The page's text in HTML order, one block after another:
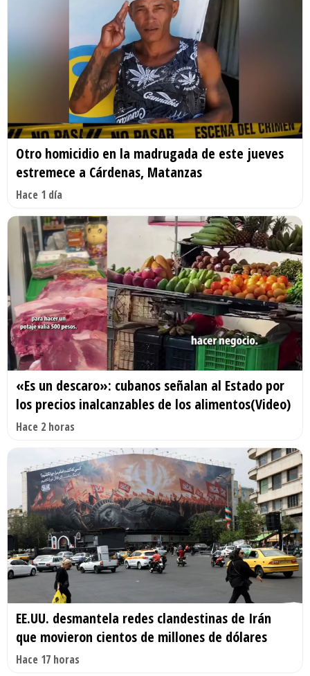
Otro homicidio en la madrugada de este jueves
estremece a Cárdenas, Matanzas
Hace 1 día
«Es un descaro»: cubanos señalan al Estado por
los precios inalcanzables de los alimentos(Video)
Hace 2 horas
EE.UU. desmantela redes clandestinas de Irán
que movieron cientos de millones de dólares
Hace 17 horas